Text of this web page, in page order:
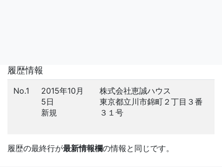
履歴情報
No.1
2015年10月
5日
新規
株式会社恵誠ハウス
東京都立川市錦町２丁目３番
３１号
履歴の最終行が最新情報欄の情報と同じです。